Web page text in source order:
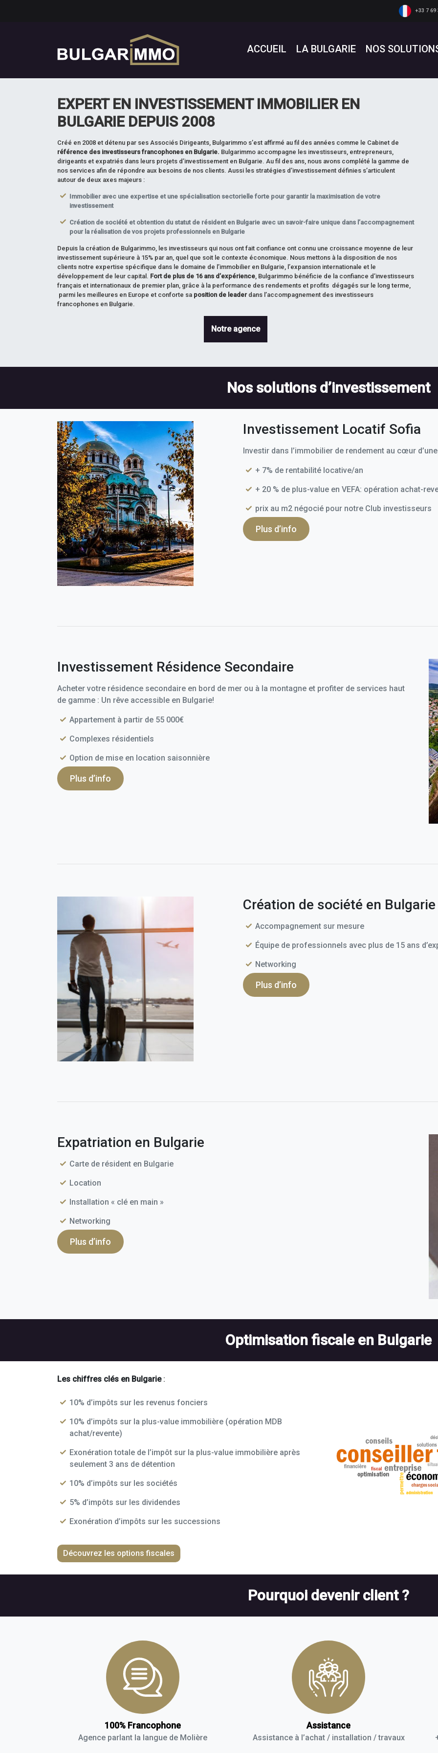
+33 7 69
ACCUEIL LA BULGARIE NOS
EXPERT EN INVESTISSEMENT IMMOBILIER EN
BULGARIE DEPUIS 2008
Créé en 2008 et détenu par ses Associés Dirigeants, Bulgarimmo s’est affirmé au fil des années comme le Cabinet de
référence des investisseurs francophones en Bulgarie. Bulgarimmo accompagne les investisseurs, entrepreneurs,
dirigeants et expatriés dans leurs projets d’investissement en Bulgarie. Au fil des ans, nous avons complété la gamme de
nos services afin de répondre aux besoins de nos clients. Aussi les stratégies d’investissement définies s’articulent
autour de deux axes majeurs :
Immobilier avec une expertise et une spécialisation sectorielle forte pour garantir la maximisation de votre
investissement
Création de société et obtention du statut de résident en Bulgarie avec un savoir-faire unique dans l’accompagnement
pour la réalisation de vos projets professionnels en Bulgarie
Depuis la création de Bulgarimmo, les investisseurs qui nous ont fait confiance ont connu une croissance moyenne de leur
investissement supérieure à 15% par an, quel que soit le contexte économique. Nous mettons à la disposition de nos
clients notre expertise spécifique dans le domaine de l’immobilier en Bulgarie, l’expansion internationale et le
développement de leur capital. Fort de plus de 16 ans d’expérience, Bulgarimmo bénéficie de la confiance d’investisseurs
français et internationaux de premier plan, grâce à la performance des rendements et profits dégagés sur le long terme,
parmi les meilleures en Europe et conforte sa position de leaderdans l’accompagnement des investisseurs
francophones en Bulgarie.
Notre agence
Nos solutions d’investissement
Investissement Locatif Sofia
Investir dans l’immobilier de rendement au cœur
+ 7% de rentabilité locative/an
+ 20 % de plus-value en VEFA: opération achat-
prix au m2 négocié pour notre Club investisseurs
Plus d’info
Investissement Résidence Secondaire
Acheter votre résidence secondaire en bord de mer ou à la montagne et profiter de services haut
de gamme : Un rêve accessible en Bulgarie!
Appartement à partir de 55 000€
Complexes résidentiels
Option de mise en location saisonnière
Plus d’info
Création de société en Bulgarie
Accompagnement sur mesure
Équipe de professionnels avec plus de 15 ans
Networking
Plus d’info
Expatriation en Bulgarie
Carte de résident en Bulgarie
Location
Installation « clé en main »
Networking
Plus d’info
Optimisation fiscale en Bulgarie
Les chiffres clés en Bulgarie:
10% d’impôts sur les revenus fonciers
10% d’impôts sur la plus-value immobilière (opération MDB
achat/revente)
Exonération totale de l’impôt sur la plus-value immobilière après
seulement 3 ans de détention
10% d’impôts sur les sociétés
5% d’impôts sur les dividendes
Exonération d’impôts sur les successions
Découvrez les options fiscales
Pourquoi devenir client ?
100% Francophone
Agence parlant la langue de Molière
Assistance
Assistance à l’achat / installation / travaux